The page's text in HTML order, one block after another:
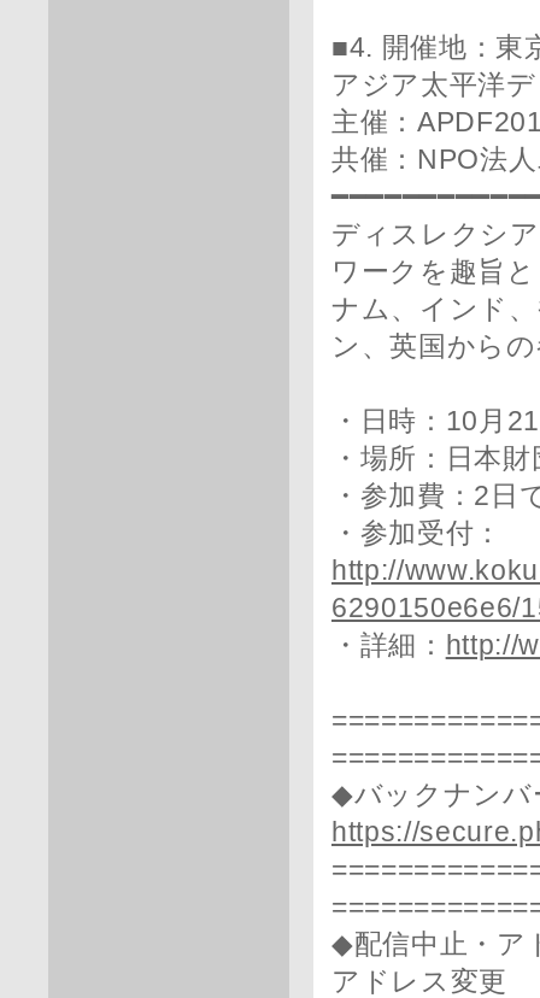
■4. 開催地
アジア太平洋
主催：
共催：NPO法
ディスレクシ
ワークを趣旨
ナム、インド
ン、英国から
・日時：10月
・場所：日本
・参加費：2日
・参加受付：
http://
6290150e6e6/
・詳細： http://
◆バックナン
https://
◆配信中止・
アドレス変更